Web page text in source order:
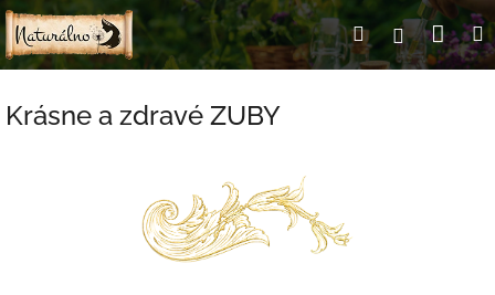
Prejsť
na
obsah
Hľadať
Krásne a zdravé ZUBY